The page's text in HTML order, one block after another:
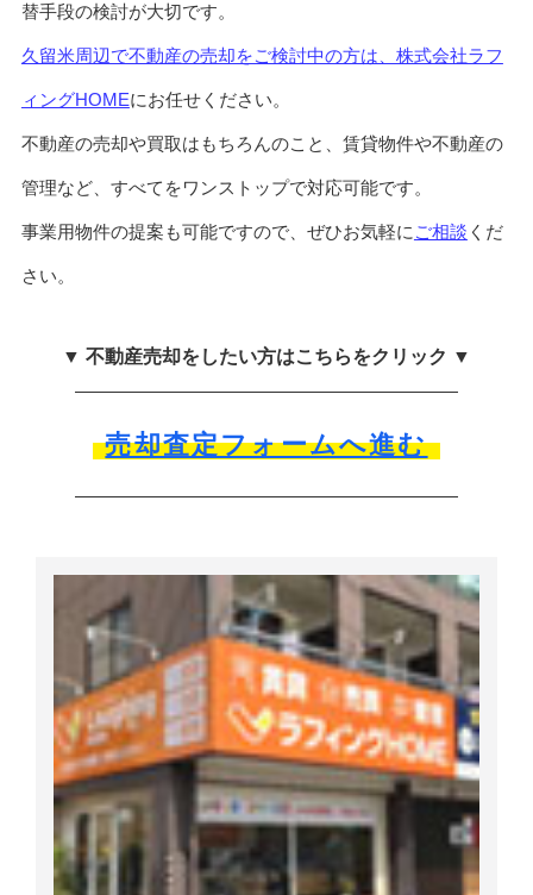
替手段の検討が大切です。
久留米周辺で不動産の売却をご検討中の方は、株式会社ラフ
ィングHOMEにお任せください。
不動産の売却や買取はもちろんのこと、賃貸物件や不動産の
管理など、すべてをワンストップで対応可能です。
事業用物件の提案も可能ですので、ぜひお気軽に ご相談 くだ
さい。
▼ 不動産売却をしたい方はこちらをクリック ▼
売却査定フォームへ進む